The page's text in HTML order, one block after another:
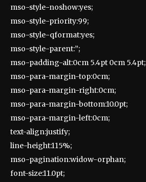
mso-style-noshow:yes;
mso-style-priority:99;
mso-style-qformat:yes;
mso-style-parent:”;
mso-padding-alt:0cm 5.4pt 0cm 5.4pt;
mso-para-margin-top:0cm;
mso-para-margin-right:0cm;
mso-para-margin-bottom:10.0pt;
mso-para-margin-left:0cm;
text-align:justify;
line-height:115%;
mso-pagination:widow-orphan;
font-size:11.0pt;